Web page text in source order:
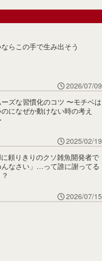
らこの手で生み出そう
2026/07/09
ーズな習慣化のコツ 〜モチベは
になぜか動けない時の考え
2025/02/19
に頼りきりのクソ雑魚開発者で
んなさい」…って誰に謝ってる
2026/07/15